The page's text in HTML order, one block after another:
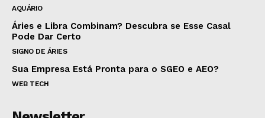
AQUÁRIO
Áries e Libra Combinam? Descubra se Esse Casal
Pode Dar Certo
SIGNO DE ÁRIES
Sua Empresa Está Pronta para o SGEO e AEO?
WEB TECH